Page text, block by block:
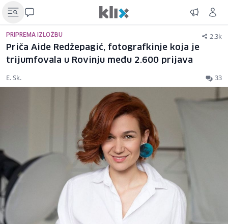
PRIPREMA IZLOŽBU 2.3k
Priča Aide Redžepagić, fotografkinje koja je
trijumfovala u Rovinju među 2.600 prijava
E. Sk. 33